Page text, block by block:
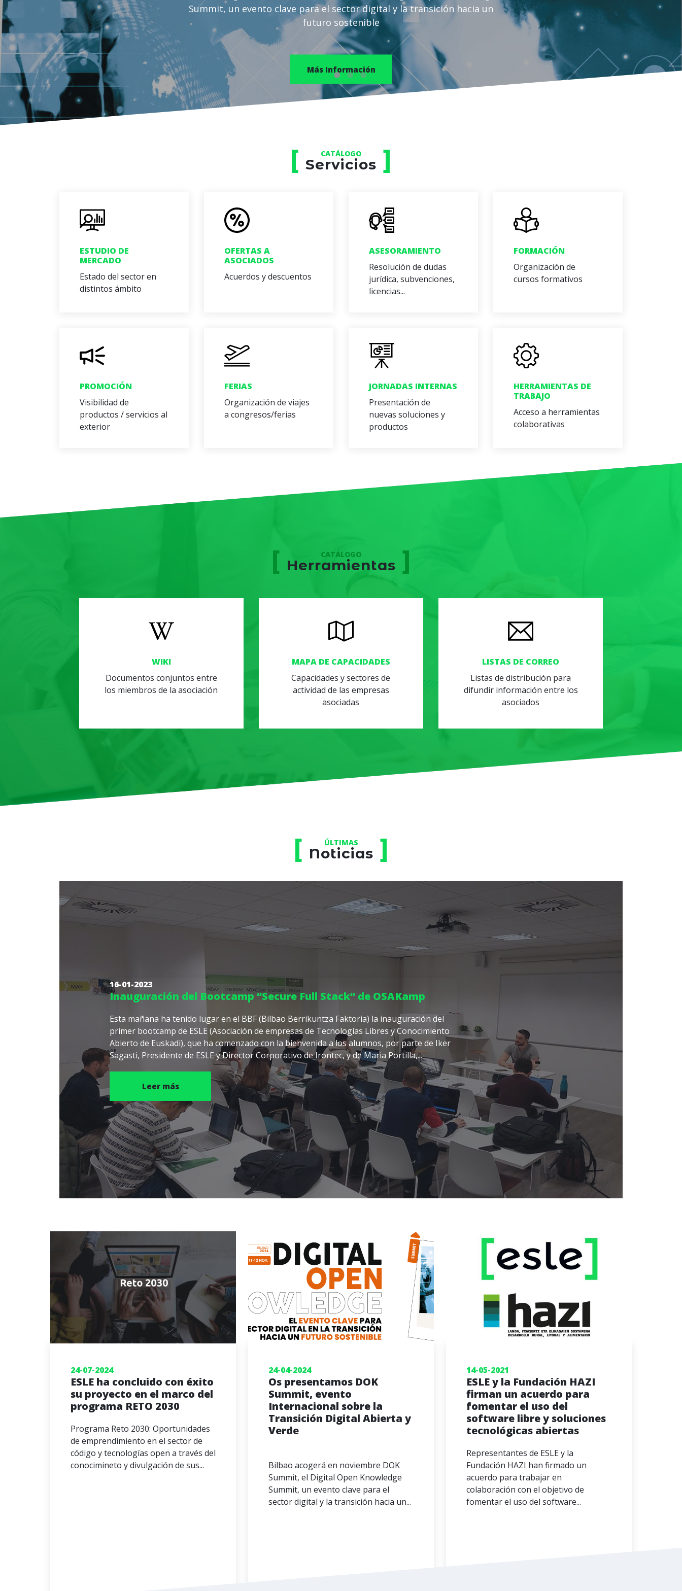
Summit, un evento clave para el sector digital y la transición hacia un
futuro sostenible
Más Información
CATÁLOGO
Servicios
ESTUDIO DE
MERCADO
Estado del sector en
distintos ámbito
OFERTAS A
ASOCIADOS
Acuerdos y descuentos
ASESORAMIENTO
Resolución de dudas
jurídica, subvenciones,
licencias...
FORMACIÓN
Organización de
cursos formativos
PROMOCIÓN
Visibilidad de
productos / servicios al
exterior
FERIAS
Organización de viajes
a congresos/ferias
JORNADAS INTERNAS
Presentación de
nuevas soluciones y
productos
HERRAMIENTAS DE
TRABAJO
Acceso a herramientas
colaborativas
CATÁLOGO
Herramientas
WIKI
Documentos conjuntos entre
los miembros de la asociación
MAPA DE CAPACIDADES
Capacidades y sectores de
actividad de las empresas
asociadas
LISTAS DE CORREO
Listas de distribución para
difundir información entre los
asociados
ÚLTIMAS
Noticias
16-01-2023
Inauguración del Bootcamp “Secure Full Stack“ de OSAKamp
Esta mañana ha tenido lugar en el BBF (Bilbao Berrikuntza Faktoria) la inauguración del
primer bootcamp de ESLE (Asociación de empresas de Tecnologías Libres y Conocimiento
Abierto de Euskadi), que ha comenzado con la bienvenida a los alumnos, por parte de Iker
Sagasti, Presidente de ESLE y Director Corporativo de Irontec, y de Maria Portilla,...
Leer más
24-07-2024
ESLE ha concluido con éxito
su proyecto en el marco del
programa RETO 2030
Programa Reto 2030: Oportunidades
de emprendimiento en el sector de
código y tecnologías open a través del
conocimineto y divulgación de sus...
24-04-2024
Os presentamos DOK
Summit, evento
Internacional sobre la
Transición Digital Abierta y
Verde
Bilbao acogerá en noviembre DOK
Summit, el Digital Open Knowledge
Summit, un evento clave para el
sector digital y la transición hacia un...
14-05-2021
ESLE y la Fundación HAZI
firman un acuerdo para
fomentar el uso del
software libre y soluciones
tecnológicas abiertas
Representantes de ESLE y la
Fundación HAZI han firmado un
acuerdo para trabajar en
colaboración con el objetivo de
fomentar el uso del software...